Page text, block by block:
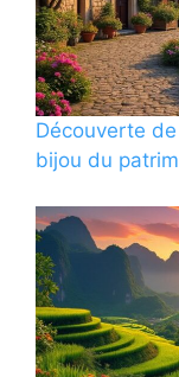
Découverte
bijou du